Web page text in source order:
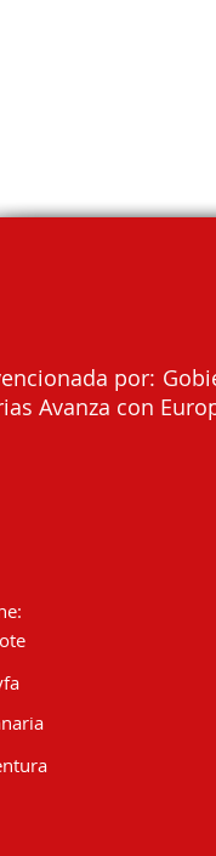
por:
Avanza con